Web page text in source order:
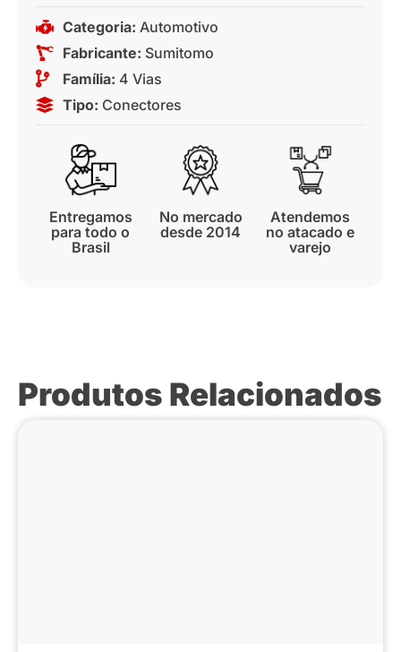
Categoria: Automotivo
Fabricante: Sumitomo
Família: 4 Vias
Tipo: Conectores
Entregamos
para todo o
Brasil
No mercado
desde 2014
Atendemos
no atacado e
varejo
Produtos Relacionados